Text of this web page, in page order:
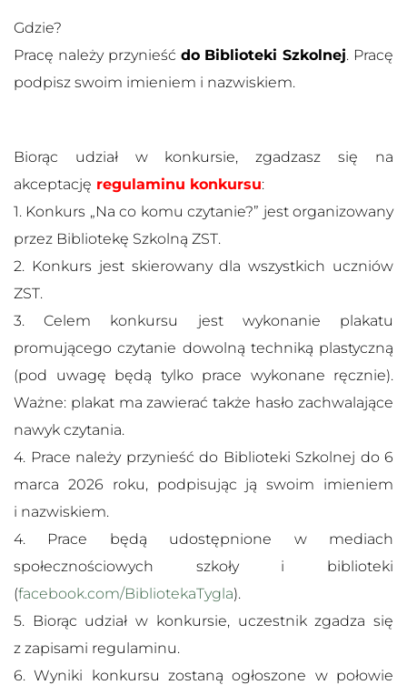
Gdzie?
Pracę należy przynieść do Biblioteki Szkolnej. Pracę
podpisz swoim imieniem i nazwiskiem.
Biorąc udział w konkursie, zgadzasz się na
akceptację regulaminu konkursu:
1. Konkurs „Na co komu czytanie?” jest organizowany
przez Bibliotekę Szkolną ZST.
2. Konkurs jest skierowany dla wszystkich uczniów
ZST.
3. Celem konkursu jest wykonanie plakatu
promującego czytanie dowolną techniką plastyczną
(pod uwagę będą tylko prace wykonane ręcznie).
Ważne: plakat ma zawierać także hasło zachwalające
nawyk czytania.
4. Prace należy przynieść do Biblioteki Szkolnej do 6
marca 2026 roku, podpisując ją swoim imieniem
i nazwiskiem.
4. Prace będą udostępnione w mediach
społecznościowych szkoły i biblioteki
(facebook.com/BibliotekaTygla).
5. Biorąc udział w konkursie, uczestnik zgadza się
z zapisami regulaminu.
6. Wyniki konkursu zostaną ogłoszone w połowie